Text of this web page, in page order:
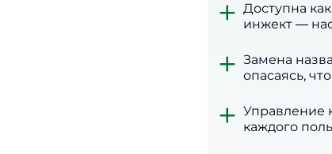
Доступна
инжект —
Замена
опасаясь,
Управление
каждого